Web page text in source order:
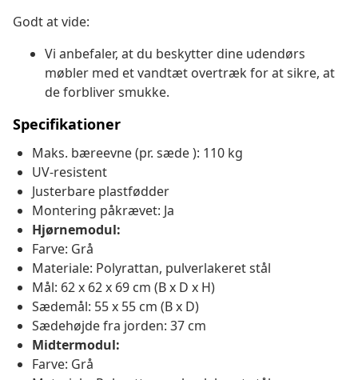
Godt at vide:
Vi anbefaler, at du beskytter dine udendørs
møbler med et vandtæt overtræk for at sikre, at
de forbliver smukke.
Specifikationer
Maks. bæreevne (pr. sæde ): 110 kg
UV-resistent
Justerbare plastfødder
Montering påkrævet: Ja
Hjørnemodul:
Farve: Grå
Materiale: Polyrattan, pulverlakeret stål
Mål: 62 x 62 x 69 cm (B x D x H)
Sædemål: 55 x 55 cm (B x D)
Sædehøjde fra jorden: 37 cm
Midtermodul:
Farve: Grå